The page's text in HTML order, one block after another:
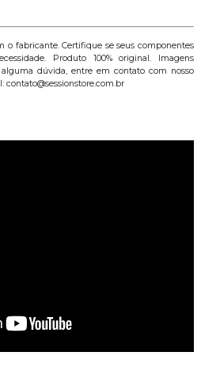
o fabricante. Certifique se seus componentes
Produto 100% original. Imagens
dúvida, entre em contato com nosso
contato@sessionstore.com.br